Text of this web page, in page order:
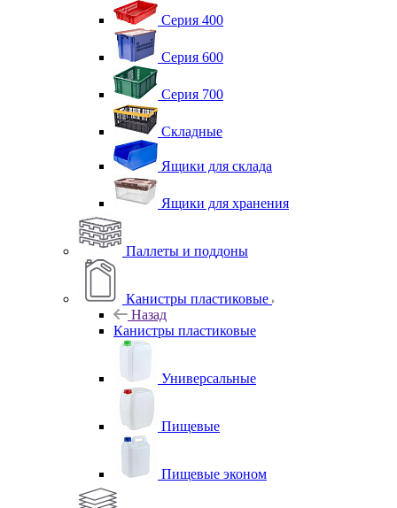
Серия 400
Серия 600
Серия 700
Складные
Ящики для склада
Ящики для хранения
Паллеты и поддоны
Канистры пластиковые
Назад
Канистры пластиковые
Универсальные
Пищевые
Пищевые эконом